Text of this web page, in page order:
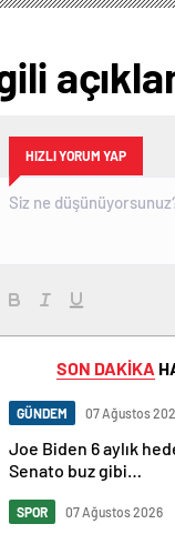
HIZLI YORUM YAP
SON DAKİKA
GÜNDEM 07 Ağustos
Joe Biden 6 aylık
Senato buz gibi…
SPOR 07 Ağustos 2026